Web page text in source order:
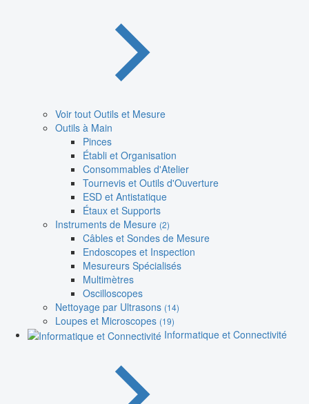
Voir tout Outils et Mesure
Outils à Main
Pinces
Établi et Organisation
Consommables d'Atelier
Tournevis et Outils d'Ouverture
ESD et Antistatique
Étaux et Supports
Instruments de Mesure (2)
Câbles et Sondes de Mesure
Endoscopes et Inspection
Mesureurs Spécialisés
Multimètres
Oscilloscopes
Nettoyage par Ultrasons (14)
Loupes et Microscopes (19)
Informatique et Connectivité